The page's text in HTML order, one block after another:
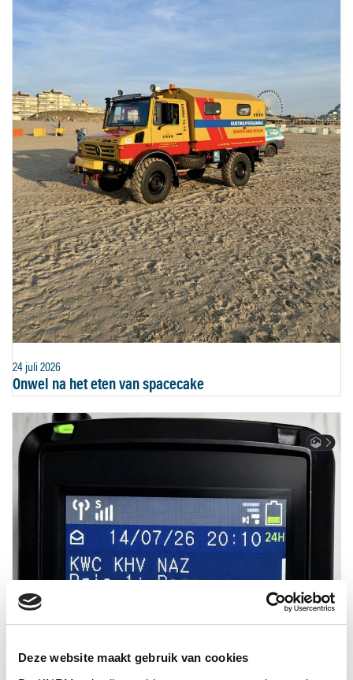
Deze website maakt gebruik van cookies
24 juli 2026
Onwel na het eten van spacecake